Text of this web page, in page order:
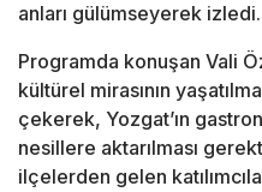
anları gülümseyerek izledi.
Programda konuşan Vali
kültürel mirasının
çekerek, Yozgat’ın
nesillere aktarılması
ilçelerden gelen